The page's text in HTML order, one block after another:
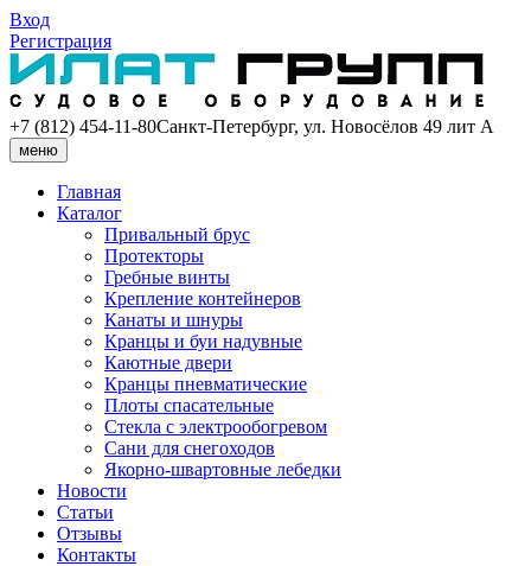
Вход
Регистрация
+7 (812) 454-11-80Санкт-Петербург, ул. Новосёлов 49 лит А
меню
Главная
Каталог
Привальный брус
Протекторы
Гребные винты
Крепление контейнеров
Канаты и шнуры
Кранцы и буи надувные
Каютные двери
Кранцы пневматические
Плоты спасательные
Стекла с электрообогревом
Сани для снегоходов
Якорно-швартовные лебедки
Новости
Статьи
Отзывы
Контакты